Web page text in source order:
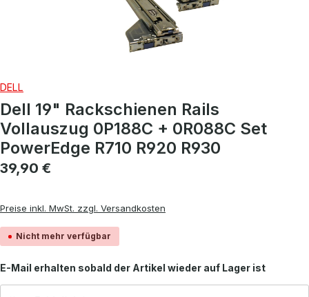
DELL
Dell 19" Rackschienen Rails
Vollauszug 0P188C + 0R088C Set
PowerEdge R710 R920 R930
Regulärer Preis:
39,90 €
Preise inkl. MwSt. zzgl. Versandkosten
Nicht mehr verfügbar
E-Mail erhalten sobald der Artikel wieder auf Lager ist